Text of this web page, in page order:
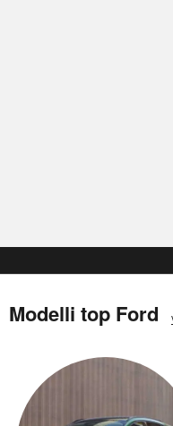
Modelli top Ford